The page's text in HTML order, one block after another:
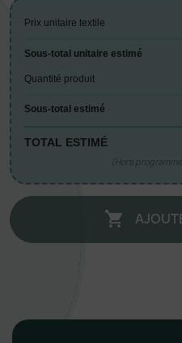
Prix unitaire textile
Sous-total unitaire estimé
Quantité produit
Sous-total estimé
TOTAL ESTIMÉ
(Hors
